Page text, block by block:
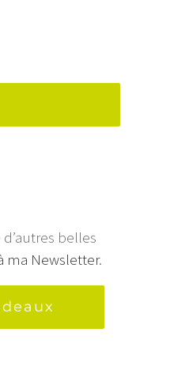
belles
ma Newsletter.